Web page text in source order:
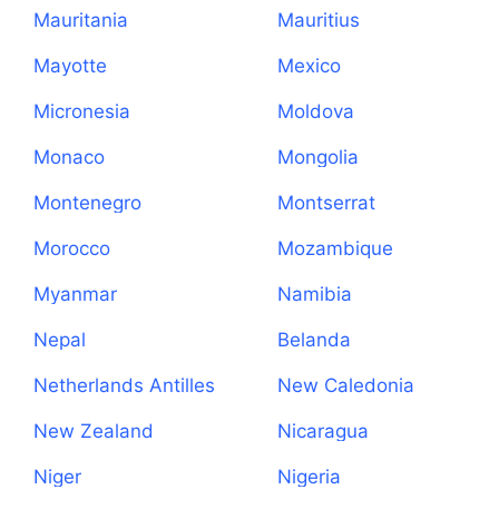
Mauritania Mauritius
Mayotte Mexico
Micronesia Moldova
Monaco Mongolia
Montenegro Montserrat
Morocco Mozambique
Myanmar Namibia
Nepal Belanda
Netherlands Antilles New Caledonia
New Zealand Nicaragua
Niger Nigeria